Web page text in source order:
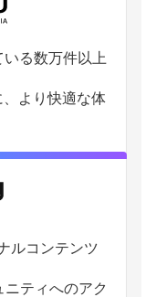
る数万件以上
より快適な体
ルコンテンツ
ティへのアク